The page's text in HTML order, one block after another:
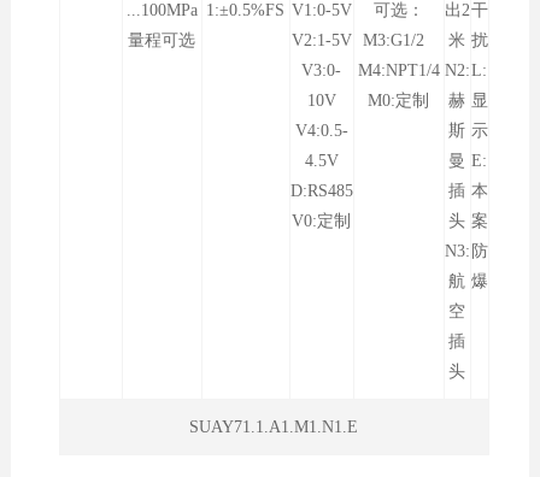
...100MPa
量程可选
1:±0.5%FS V1:0-5V
V2:1-5V
V3:0-
10V
V4:0.5-
4.5V
D:RS485
V0:定制
可选：
M3:G1/2
M4:NPT1/4
M0:定制
出2
米
N2:
赫
斯
曼
插
头
N3:
航
空
插
头
干
扰
L:
显
示
E:
本
案
防
爆
SUAY71.1.A1.M1.N1.E